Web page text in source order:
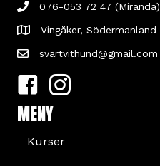
076-053 72 47 (Miranda)
Vingåker, Södermanland
svartvithund@gmail.com
MENY
Kurser